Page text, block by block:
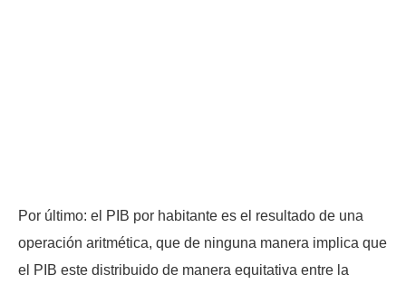
Por último: el PIB por habitante es el resultado de una
operación aritmética, que de ninguna manera implica que
el PIB este distribuido de manera equitativa entre la